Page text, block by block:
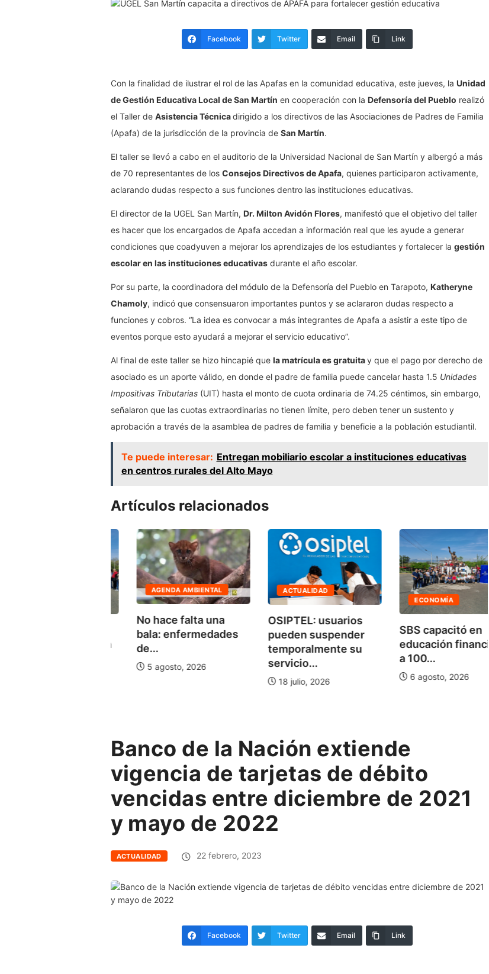
Facebook Twitter Email Link
Con la finalidad de ilustrar el rol de las Apafas en la comunidad educativa, este jueves, la Unidad
de Gestión Educativa Local de San Martín en cooperación con la Defensoría del Pueblo realizó
el Taller de Asistencia Técnicadirigido a los directivos de las Asociaciones de Padres de Familia
(Apafa) de la jurisdicción de la provincia de San Martín.
El taller se llevó a cabo en el auditorio de la Universidad Nacional de San Martín y albergó a más
de 70 representantes de los Consejos Directivos de Apafa, quienes participaron activamente,
aclarando dudas respecto a sus funciones dentro las instituciones educativas.
El director de la UGEL San Martín, Dr. Milton Avidón Flores, manifestó que el objetivo del taller
es hacer que los encargados de Apafa accedan a información real que les ayude a generar
condiciones que coadyuven a mejorar los aprendizajes de los estudiantes y fortalecer la gestión
escolar en las instituciones educativasdurante el año escolar.
Por su parte, la coordinadora del módulo de la Defensoría del Pueblo en Tarapoto, Katheryne
Chamoly, indicó que consensuaron importantes puntos y se aclararon dudas respecto a
funciones y cobros. “La idea es convocar a más integrantes de Apafa a asistir a este tipo de
eventos porque esto ayudará a mejorar el servicio educativo”.
Al final de este taller se hizo hincapié que la matrícula es gratuitay que el pago por derecho de
asociado es un aporte válido, en donde el padre de familia puede cancelar hasta 1.5 Unidades
Impositivas Tributarias(UIT) hasta el monto de cuota ordinaria de 74.25 céntimos, sin embargo,
señalaron que las cuotas extraordinarias no tienen límite, pero deben tener un sustento y
aprobación a través de la asamblea de padres de familia y beneficie a la población estudiantil.
Te puede interesar: Entregan mobiliario escolar a instituciones educativas
en centros rurales del Alto Mayo
Artículos relacionados
AGENDA AMBIENTAL
No hace falta una
bala: enfermedades
de...
5 agosto, 2026
ACTUALIDAD
OSIPTEL: usuarios
pueden suspender
temporalmente su
servicio...
18 julio, 2026
ECONOMÍA
SBS capacitó en
educación financiera
a 100...
6 agosto, 2026
Banco de la Nación extiende
vigencia de tarjetas de débito
vencidas entre diciembre de 2021
y mayo de 2022
ACTUALIDAD 22 febrero, 2023
Facebook Twitter Email Link